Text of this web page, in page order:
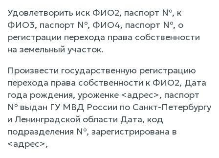
Удовлетворить иск ФИО2, паспорт №, к
ФИО3, паспорт №, ФИО4, паспорт №, о
регистрации перехода права собственности
на земельный участок.
Произвести государственную регистрацию
перехода права собственности к ФИО2, Дата
года рождения, уроженке <адрес>, паспорт
№ выдан ГУ МВД России по Санкт-Петербургу
и Ленинградской области Дата, код
подразделения №, зарегистрирована в
<адрес>,